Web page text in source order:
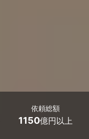
依頼総額
1150億円以上